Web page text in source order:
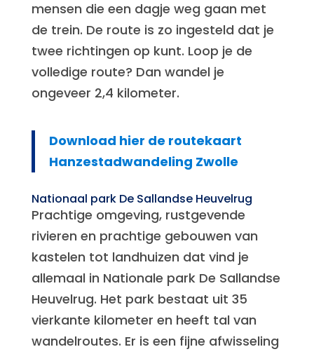
mensen die een dagje weg gaan met
de trein. De route is zo ingesteld dat je
twee richtingen op kunt. Loop je de
volledige route? Dan wandel je
ongeveer 2,4 kilometer.
Download hier de routekaart
Hanzestadwandeling Zwolle
Nationaal park De Sallandse Heuvelrug
Prachtige omgeving, rustgevende
rivieren en prachtige gebouwen van
kastelen tot landhuizen dat vind je
allemaal in Nationale park De Sallandse
Heuvelrug. Het park bestaat uit 35
vierkante kilometer en heeft tal van
wandelroutes. Er is een fijne afwisseling